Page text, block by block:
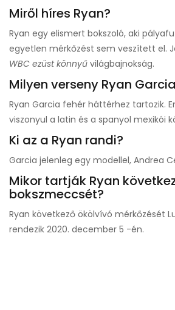
Miről híres Ryan?
Ryan egy elismert bokszoló, aki
egyetlen mérkőzést sem veszített el.
WBC ezüst könnyű világbajnokság.
Milyen verseny Ryan
Ryan Garcia fehér háttérhez tartozik.
viszonyul a latin és a spanyol mexikói
Ki az a Ryan randi?
Garcia jelenleg egy modellel, Andrea
Mikor tartják Ryan
bokszmeccsét?
Ryan következő ökölvívó mérkőzését
rendezik 2020. december 5 -én.